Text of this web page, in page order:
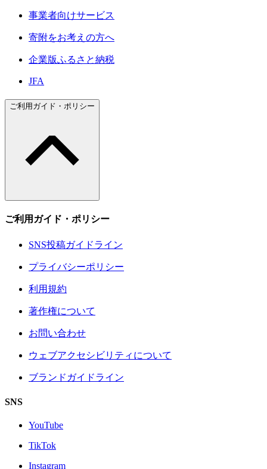
事業者向けサービス
寄附をお考えの方へ
企業版ふるさと納税
JFA
ご利用ガイド・ポリシー
ご利用ガイド・ポリシー
SNS投稿ガイドライン
プライバシーポリシー
利用規約
著作権について
お問い合わせ
ウェブアクセシビリティについて
ブランドガイドライン
SNS
YouTube
TikTok
Instagram